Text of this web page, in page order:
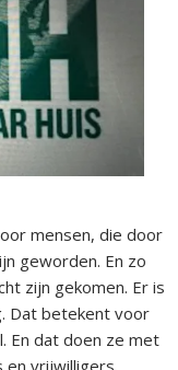
mensen, die door
geworden. En zo
zijn gekomen. Er is
Dat betekent voor
En dat doen ze met